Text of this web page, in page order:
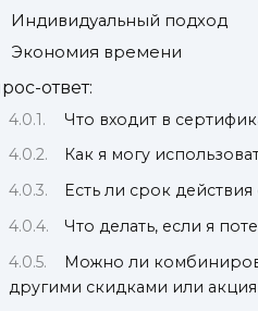
Индивидуальный подход
Экономия времени
ответ:
Что входит в
Как я могу
Есть ли срок
Что делать, если я
Можно ли
другими скидками или